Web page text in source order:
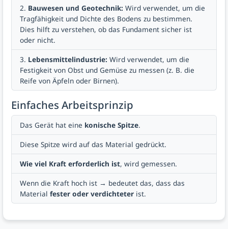
Bauwesen und Geotechnik: Wird verwendet, um die
Tragfähigkeit und Dichte des Bodens zu bestimmen.
Dies hilft zu verstehen, ob das Fundament sicher ist
oder nicht.
Lebensmittelindustrie: Wird verwendet, um die
Festigkeit von Obst und Gemüse zu messen (z. B. die
Reife von Äpfeln oder Birnen).
Einfaches Arbeitsprinzip
Das Gerät hat eine konische Spitze.
Diese Spitze wird auf das Material gedrückt.
Wie viel Kraft erforderlich ist, wird gemessen.
Wenn die Kraft hoch ist → bedeutet das, dass das
Material fester oder verdichteterist.